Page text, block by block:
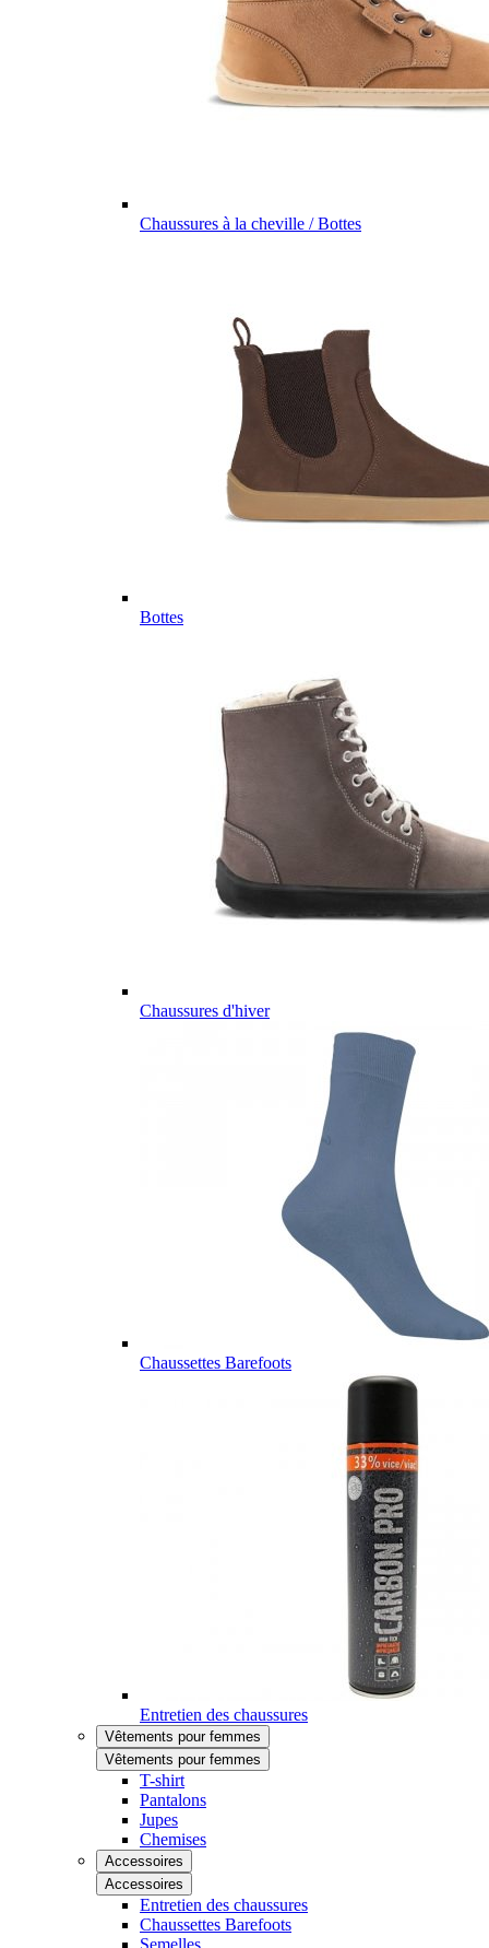
Chaussures à la cheville / Bottes
Bottes
Chaussures d'hiver
Chaussettes Barefoots
Entretien des chaussures
Vêtements pour femmes
Vêtements pour femmes
T-shirt
Pantalons
Jupes
Chemises
Accessoires
Accessoires
Entretien des chaussures
Chaussettes Barefoots
Semelles